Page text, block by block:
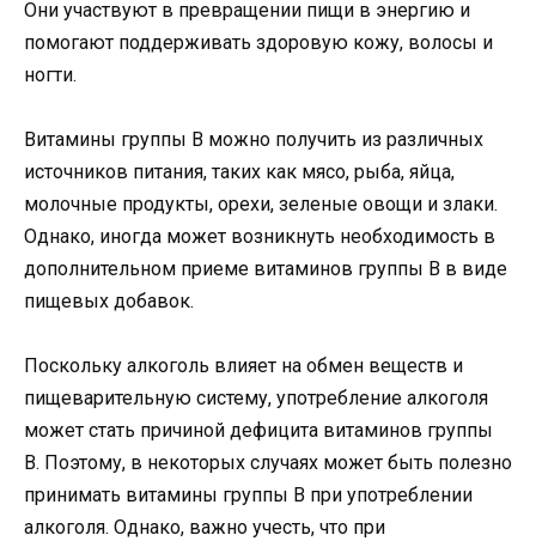
Они участвуют в превращении пищи в энергию и
помогают поддерживать здоровую кожу, волосы и
ногти.
Витамины группы B можно получить из различных
источников питания, таких как мясо, рыба, яйца,
молочные продукты, орехи, зеленые овощи и злаки.
Однако, иногда может возникнуть необходимость в
дополнительном приеме витаминов группы B в виде
пищевых добавок.
Поскольку алкоголь влияет на обмен веществ и
пищеварительную систему, употребление алкоголя
может стать причиной дефицита витаминов группы
B. Поэтому, в некоторых случаях может быть полезно
принимать витамины группы B при употреблении
алкоголя. Однако, важно учесть, что при